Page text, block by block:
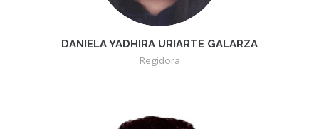
DANIELA YADHIRA URIARTE GALARZA
Regidora